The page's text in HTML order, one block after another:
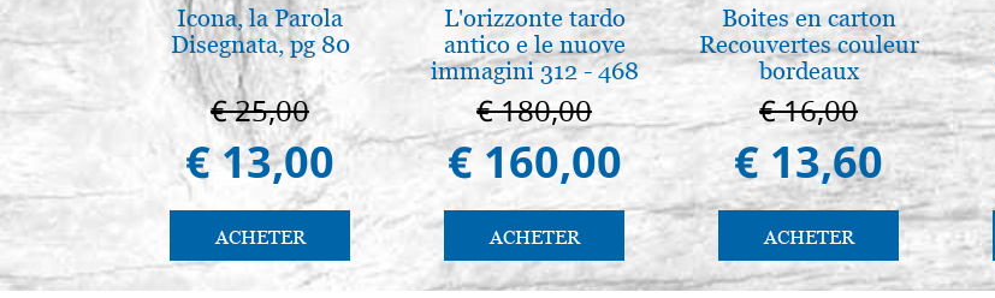
Icona, la Parola
Disegnata, pg 80
€ 25,00
€ 13,00
ACHETER
L'orizzonte tardo
antico e le nuove
immagini 312 - 468
€ 180,00
€ 160,00
ACHETER
Boites en carton
Recouvertes couleur
bordeaux
€ 16,00
€ 13,60
ACHETER